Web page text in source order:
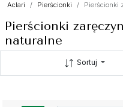
Aclari Pierścionki Pierścionki
Pierścionki
naturalne
Sortuj